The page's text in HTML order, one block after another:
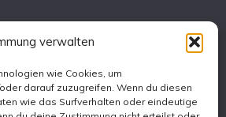
verwalten
wie Cookies, um
darauf zuzugreifen. Wenn du diesen
wie das Surfverhalten oder eindeutige